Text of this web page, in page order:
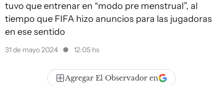
tuvo que entrenar en “modo pre menstrual”, al
tiempo que FIFA hizo anuncios para las jugadoras
en ese sentido
31 de mayo 2024 12:05 hs
Agregar El Observador en